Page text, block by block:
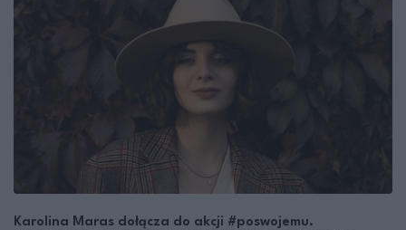
Karolina Maras dołącza do akcji #poswojemu.